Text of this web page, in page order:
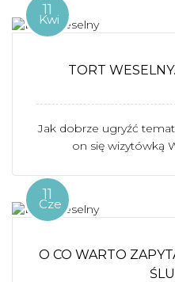
11
Kwi
TORT
Jak dobrze ugryźć
on się wizytówką
11
Cze
O CO WARTO